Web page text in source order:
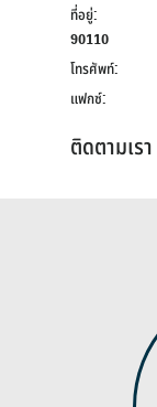
ที่อยู่:
90110
โทรศัพท์:
แฟกซ์:
ติดตามเรา